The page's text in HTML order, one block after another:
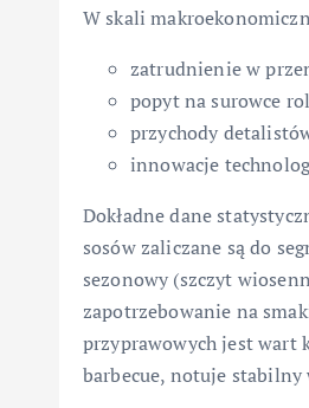
W skali
zatrudnienie w
popyt na surowce
przychody
innowacje
Dokładne dane
sosów zaliczane są do
sezonowy (szczyt
zapotrzebowanie na
przyprawowych jest wart
barbecue, notuje